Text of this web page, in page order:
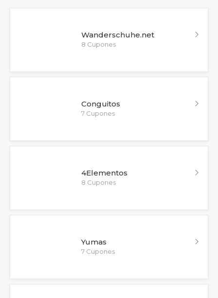
Wanderschuhe.net
8 Cupones
Conguitos
7 Cupones
4Elementos
8 Cupones
Yumas
7 Cupones